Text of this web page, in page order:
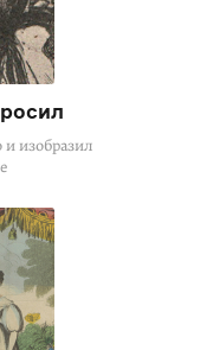
изобразил